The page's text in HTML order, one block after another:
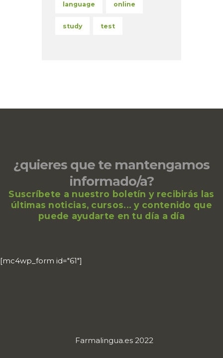
language online
study test
¿quieres que te mantengamos
informado/a?
Suscríbete a nuestro boletín y recibirás las
últimas noticias, cursos... y contenido que
puede ayudarte en tu día a día
[mc4wp_form id="61"]
Farmalingua.es 2022